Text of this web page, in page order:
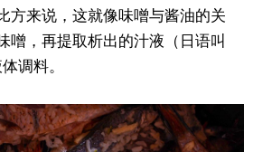
方来说，这就像味噌与酱油的关
噌，再提取析出的汁液（日语叫
调料。